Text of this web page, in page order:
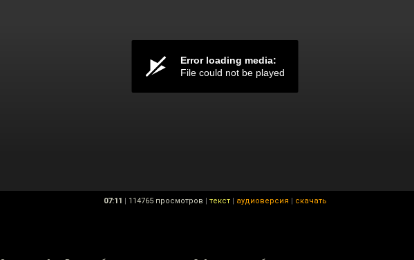
07:11 | 114765 просмотров | текст | аудиоверсия | скачать